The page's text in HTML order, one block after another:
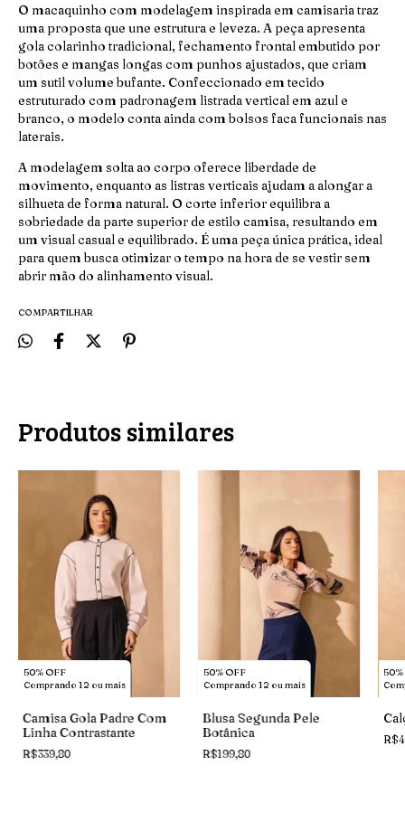
O macaquinho com modelagem inspirada em camisaria traz
uma proposta que une estrutura e leveza. A peça apresenta
gola colarinho tradicional, fechamento frontal embutido por
botões e mangas longas com punhos ajustados, que criam
um sutil volume bufante. Confeccionado em tecido
estruturado com padronagem listrada vertical em azul e
branco, o modelo conta ainda com bolsos faca funcionais nas
laterais.
A modelagem solta ao corpo oferece liberdade de
movimento, enquanto as listras verticais ajudam a alongar a
silhueta de forma natural. O corte inferior equilibra a
sobriedade da parte superior de estilo camisa, resultando em
um visual casual e equilibrado. É uma peça única prática, ideal
para quem busca otimizar o tempo na hora de se vestir sem
abrir mão do alinhamento visual.
COMPARTILHAR
Produtos similares
50% OFF
Comprando 12 ou mais
Camisa Gola Padre Com
Linha Contrastante
R$339,80
50% OFF
Comprando 12 ou mais
Blusa Segunda Pele
Botânica
R$199,80